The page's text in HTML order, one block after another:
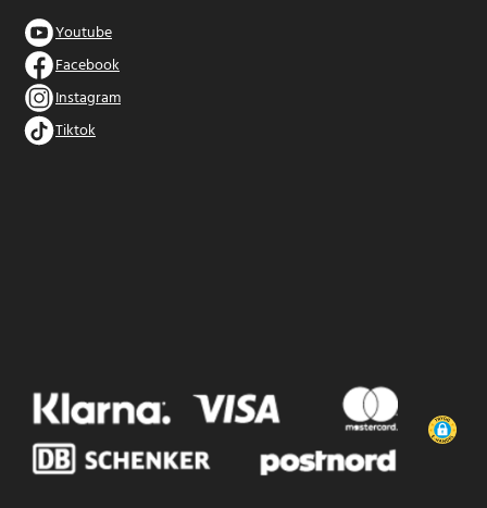
Youtube
Facebook
Instagram
Tiktok